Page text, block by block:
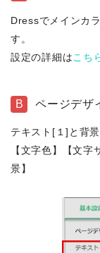
Dressでメインカ
す。
設定の詳細はこち
B ページデザ
テキスト[１]と背
【文字色】【文
景】